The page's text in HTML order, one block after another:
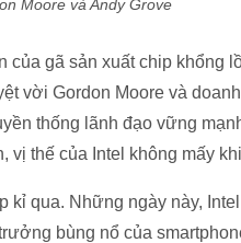
Moore và Andy Grove
của gã sản xuất chip khổng
vời Gordon Moore và
thống lãnh đạo vững
vị thế của Intel không mấy
kỉ qua. Những ngày này,
bùng nổ của